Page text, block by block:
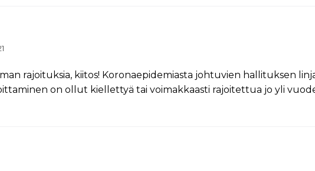
rajoituksia, kiitos! Koronaepidemiasta johtuvien hallituksen
on ollut kiellettyä tai voimakkaasti rajoitettua jo yli